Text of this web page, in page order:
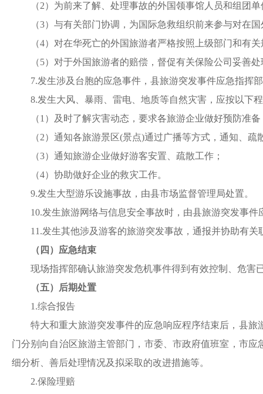
（2）为前来了解、处理事故的外国领事馆人员和组团
（3）与有关部门协调，为国际急救组织前来参与对在
（4）对在华死亡的外国旅游者严格按照上级部门和有
（5）对于外国旅游者的赔偿，督促有关保险公司妥善处
7.发生涉及台胞的应急事件，县旅游突发事件应急指挥
8.发生大风、暴雨、雷电、地质等自然灾害，应按以下
（1）及时了解灾害动态，要求各旅游企业做好预防准备
（2）通知各旅游景区(景点)通过广播等方式，通知、疏
（3）通知旅游企业做好游客安置、疏散工作；
（4）协助做好企业的救灾工作。
9.发生大型游乐设施事故，由县市场监督管理局处置。
10.发生旅游网络与信息安全事故时，由县旅游突发事
1 1 .发生其他涉及游客的旅游突发事故，通报并协助有
（四）应急结束
现场指挥部确认旅游突发危机事件得到有效控制、危害
（五）后期处置
1.综合报告
特大和重大旅游突发事件的应急响应程序结束后，县旅
门分别向 自治区旅游主管部门，市委、市政府值班室，市
细分析、善后处理情况及拟采取的改进措施等。
2.保险理赔